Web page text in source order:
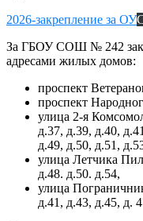
2026-закрепление за ОУ
За ГБОУ СОШ № 242
адресами жилых домов:
проспект
проспект
улица 2-я
д.37, д.39, д.40,
д.49, д.50, д.51,
улица Летчика
д.48. д.50. д.54,
улица
д.41, д.43, д.45, д.